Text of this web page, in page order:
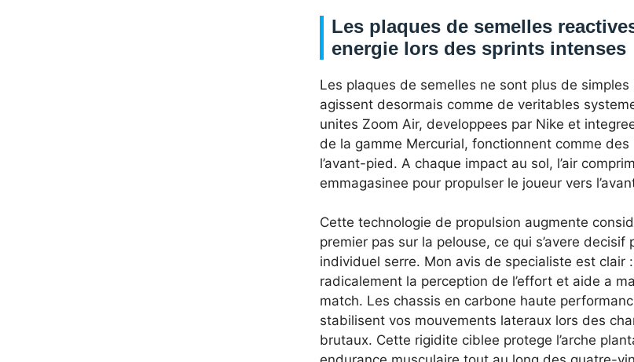
Les plaques de semelles
energie lors des sprints intenses
Les plaques de semelles ne sont plus de
agissent desormais comme de veritables
unites Zoom Air, developpees par Nike et
de la gamme Mercurial, fonctionnent comme
l’avant-pied. A chaque impact au sol, l’air
emmagasinee pour propulser le joueur vers
Cette technologie de propulsion augmente
premier pas sur la pelouse, ce qui s’avere decisif
individuel serre. Mon avis de specialiste est clair
radicalement la perception de l’effort et aide a
match. Les chassis en carbone haute
stabilisent vos mouvements lateraux lors des
brutaux. Cette rigidite ciblee protege l’arche